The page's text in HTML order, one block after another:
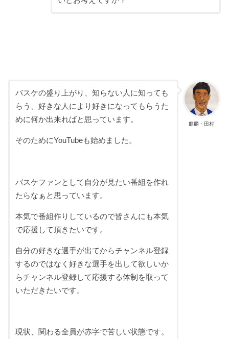
麒麟・田村
バスケの盛り上がり、知らない人に知っても
らう、好きな人により好きになってもらうた
めに何か出来ればと思っています。
そのためにYouTubeも始めました。
バスケファンとして自分が見たい番組を作れ
たらなぁと思っています。
本気で番組作りしているので皆さんにも本気
で応援して頂きたいです。
自分の好きな選手が出てからチャンネル登録
するのではなく好きな選手を出して欲しいか
らチャンネル登録して応援する体制を取って
いただきたいです。
現状、関わる全員が赤字で苦しい状態です。